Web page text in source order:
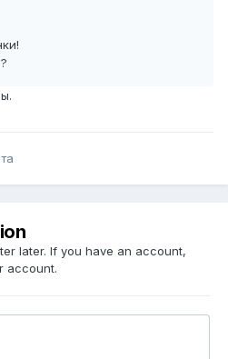
later. If you have an account,
account.